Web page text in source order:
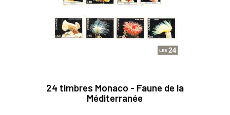
24 timbres Monaco - Faune de la
Méditerranée